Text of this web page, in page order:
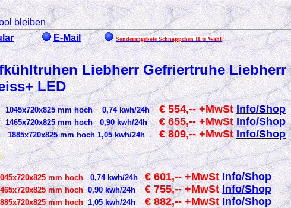
bleiben
E-Mail Sonderangebote Schnäppchen II.te Wahl
Liebherr Gefriertruhe Liebherr
LED
mm hoch 0,74kwh/24h € 554,-- +MwStInfo/Shop
mm hoch 0,90kwh/24h € 655,-- +MwStInfo/Shop
1885x720x825 mm hoch 1,05kwh/24h € 809,-- +MwStInfo/Shop
mm hoch0,74 kwh/24h € 601,-- +MwStInfo/Shop
mm hoch0,90 kwh/24h € 755,-- +MwStInfo/Shop
mm hoch1,05kwh/24h € 882,-- +MwStInfo/Shop